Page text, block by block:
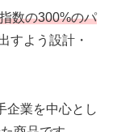
数の300%のパ
すよう設計・
企業を中心とし